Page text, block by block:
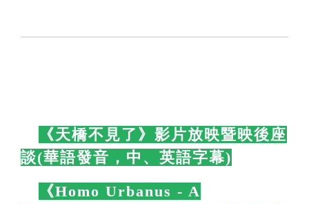
《天橋不見了》影片放映暨映後座
談(華語發音，中、英語字幕)
《Homo Urbanus - A